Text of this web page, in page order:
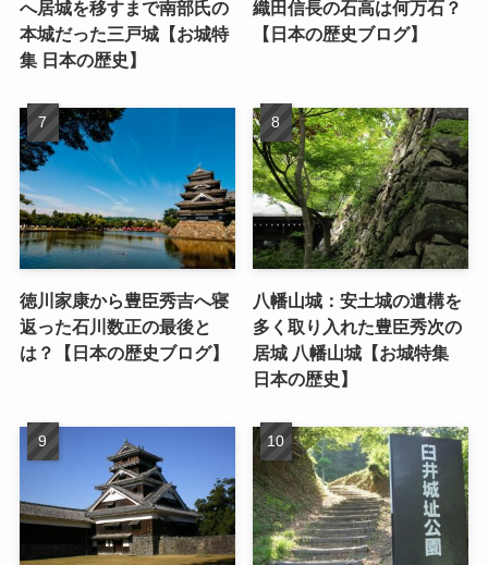
へ居城を移すまで南部氏の
本城だった三戸城【お城特
集 日本の歴史】
織田信長の石高は何万石？
【日本の歴史ブログ】
徳川家康から豊臣秀吉へ寝
返った石川数正の最後と
は？【日本の歴史ブログ】
八幡山城：安土城の遺構を
多く取り入れた豊臣秀次の
居城 八幡山城【お城特集
日本の歴史】